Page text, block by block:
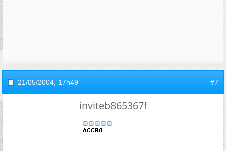
21/05/2004, 17h49 #7
inviteb865367f